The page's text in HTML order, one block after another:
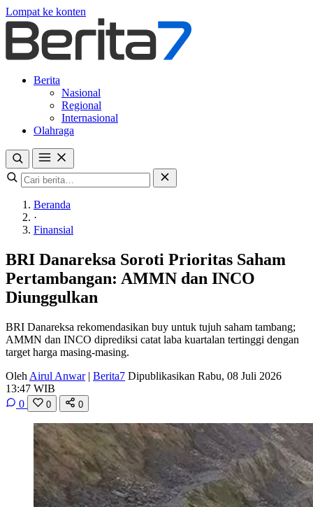
Lompat ke konten
Berita
Nasional
Regional
Internasional
Olahraga
Beranda
·
Finansial
BRI Danareksa Soroti Prioritas Saham
Pertambangan: AMMN dan INCO
Diunggulkan
BRI Danareksa rekomendasikan buy untuk tujuh saham tambang;
AMMN dan INCO diprediksi catat laba kuartalan tertinggi dengan
target harga masing-masing.
Oleh Airul Anwar | Berita7 Dipublikasikan Rabu, 08 Juli 2026
13:47 WIB
0
0 0